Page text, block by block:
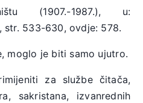
(1907.-1987.), u:
str. 533-630, ovdje: 578.
moglo je biti samo ujutro.
za službe čitača,
sakristana, izvanrednih